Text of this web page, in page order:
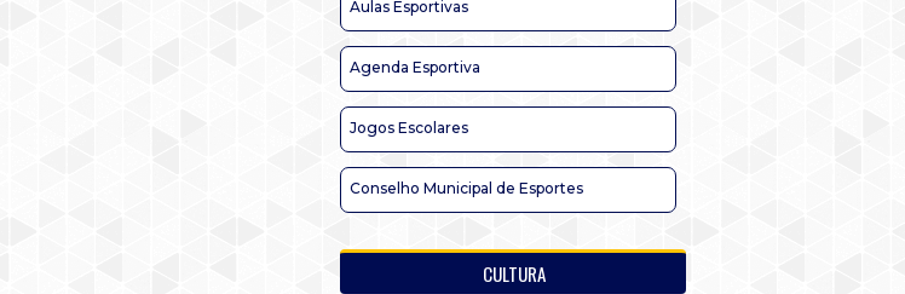
Aulas Esportivas
Agenda Esportiva
Jogos Escolares
Conselho Municipal de Esportes
CULTURA